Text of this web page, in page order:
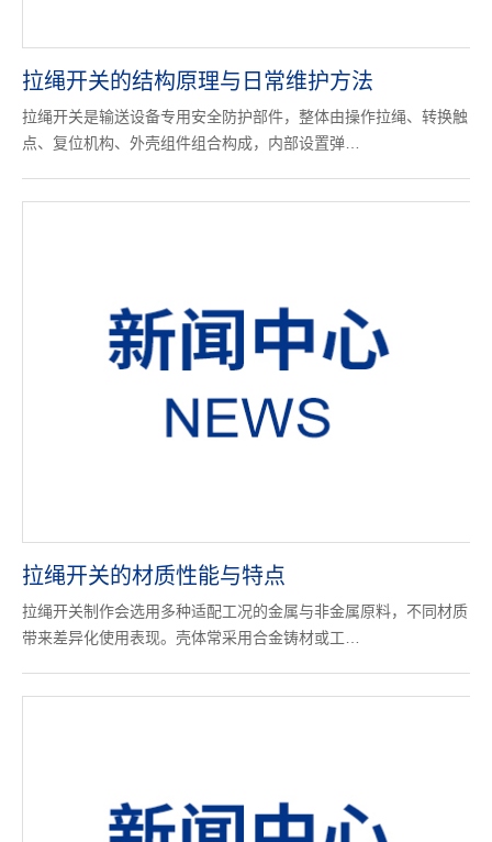
拉绳开关的结构原理与日常维护方法
拉绳开关是输送设备专用安全防护部件，整体由操作拉绳、转换触
点、复位机构、外壳组件组合构成，内部设置弹…
拉绳开关的材质性能与特点
拉绳开关制作会选用多种适配工况的金属与非金属原料，不同材质
带来差异化使用表现。壳体常采用合金铸材或工…